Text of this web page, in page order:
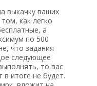
выкачку ваших
как легко
а
по 500
что задания
следующее
то вас
итоге не будет.